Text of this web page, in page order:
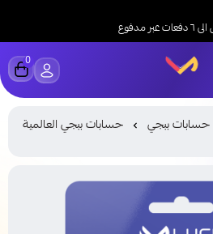
LUCK
0
حسابات ببجي
حسابات ببجي العالمية